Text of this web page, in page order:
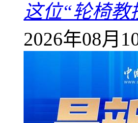
这位“轮椅教
2026年08月